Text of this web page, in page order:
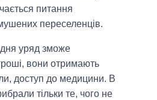
питання
переселенців.
дня уряд зможе
вони отримають
доступ до медицини. В
тільки те, чого не